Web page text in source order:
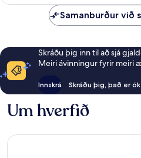
Samanburður við
Skráðu þig inn til að sjá
Meiri ávinningur fyrir meiri
Innskrá Skráðu þig, það er
Um hverfið